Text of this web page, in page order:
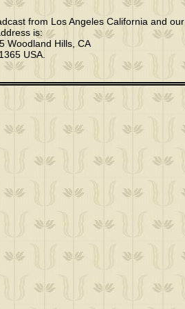
from Los Angeles California and our
is:
Woodland Hills, CA
USA.